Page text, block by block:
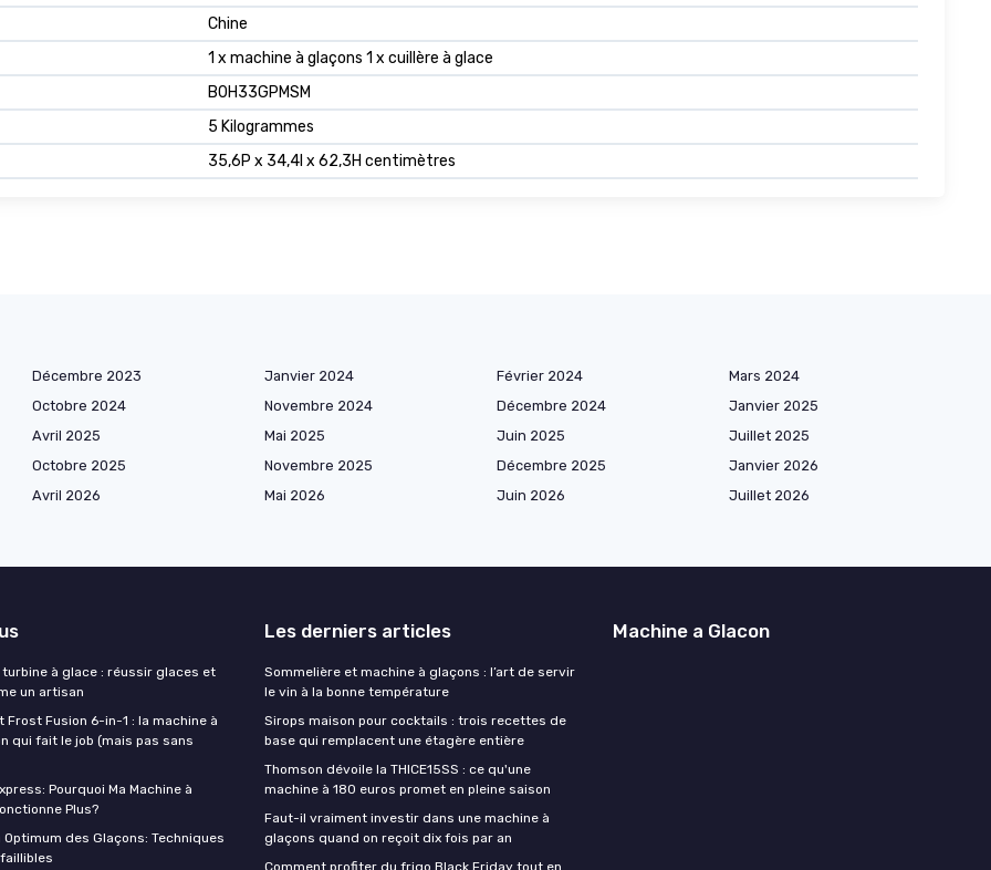
Chine
1 x machine à glaçons 1 x cuillère à glace
B0H33GPMSM
5 Kilogrammes
35,6P x 34,4l x 62,3H centimètres
Décembre 2023 Janvier 2024 Février 2024
Mars 2024
Octobre 2024 Novembre 2024 Décembre 2024
Janvier 2025
Avril 2025 Mai 2025 Juin 2025
Juillet 2025
Octobre 2025 Novembre 2025 Décembre 2025
Janvier 2026
Avril 2026 Mai 2026 Juin 2026
Juillet 2026
à glace : réussir glaces et
un artisan
Frost Fusion 6-in-1 : la machine à
qui fait le job (mais pas sans
Pourquoi Ma Machine à
Plus?
des Glaçons: Techniques
Les derniers articles
Sommelière et machine à glaçons : l’art de servir
le vin à la bonne température
Sirops maison pour cocktails : trois recettes de
base qui remplacent une étagère entière
Thomson dévoile la THICE15SS : ce qu'une
machine à 180 euros promet en pleine saison
Faut-il vraiment investir dans une machine à
glaçons quand on reçoit dix fois par an
Comment profiter du frigo Black Friday tout en
Machine a Glacon